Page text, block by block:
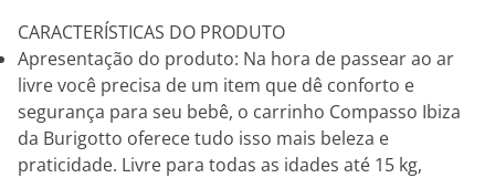
CARACTERÍSTICAS DO PRODUTO
Apresentação do produto: Na hora de passear ao ar
livre você precisa de um item que dê conforto e
segurança para seu bebê, o carrinho Compasso Ibiza
da Burigotto oferece tudo isso mais beleza e
praticidade. Livre para todas as idades até 15 kg,